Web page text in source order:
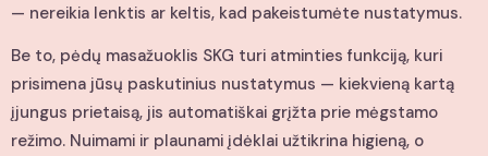
— nereikia lenktis ar keltis, kad pakeistumėte nustatymus.
Be to, pėdų masažuoklis SKG turi atminties funkciją, kuri
prisimena jūsų paskutinius nustatymus — kiekvieną kartą
įjungus prietaisą, jis automatiškai grįžta prie mėgstamo
režimo. Nuimami ir plaunami įdėklai užtikrina higieną, o